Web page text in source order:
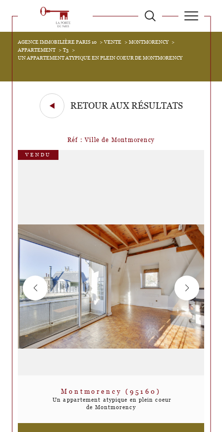
AGENCE IMMOBILIÈRE PARIS 10 VENTE
MONTMORENCY
APPARTEMENT
T3
UN APPARTEMENT ATYPIQUE EN PLEIN COEUR DE MONTMORENCY
RETOUR AUX RÉSULTATS
Réf : Ville de Montmorency
VENDU
Montmorency (95160)
Un appartement atypique en plein coeur
de Montmorency